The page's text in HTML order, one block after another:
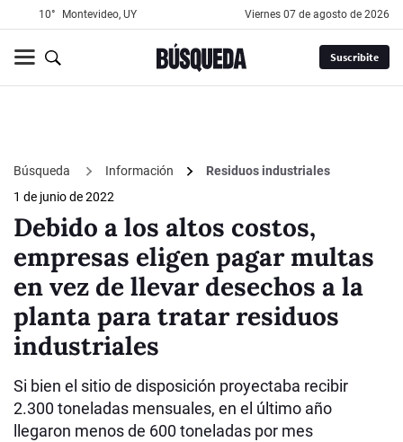
10° Montevideo, UY viernes 07 de agosto de 2026
Suscribite
Búsqueda Información
Residuos industriales
1 de junio de 2022
Debido a los altos costos,
empresas eligen pagar multas
en vez de llevar desechos a la
planta para tratar residuos
industriales
Si bien el sitio de disposición proyectaba recibir
2.300 toneladas mensuales, en el último año
llegaron menos de 600 toneladas por mes